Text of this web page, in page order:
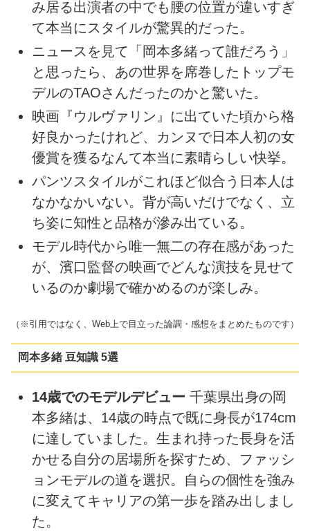
み居る出演者の中でも腰の位置が違いすぎ
て本当にスタイルが驚異的だった。
ニュースを見て「岡本多緒って誰だろう」
と思ったら、あの世界を席巻したトップモ
デルのTAOさんだったのかと驚いた。
映画『ウルヴァリン』に出ていた頃から格
好良かったけれど、カンヌで日本人初の女
優賞を獲るなんて本当に素晴らしい快挙。
パンツスタイルがこれほど似合う日本人は
なかなかいない。背が高いだけでなく、立
ち姿に知性と品格が滲み出ている。
モデル時代から唯一無二の存在感があった
が、濱口監督の映画でどんな演技を見せて
いるのか劇場で確かめるのが楽しみ。
（※引用ではなく、Web上で目立った論調・感想をまとめたものです）
岡本多緒 豆知識 5選
14歳でのモデルデビュー 千葉県出身の岡
本多緒は、14歳の時点で既に身長が174cm
に達していました。生まれ持った長身を活
かせる自分の居場所を探すため、ファッシ
ョンモデルの道を選択。自らの個性を強み
に変えてキャリアの第一歩を踏み出しまし
た。